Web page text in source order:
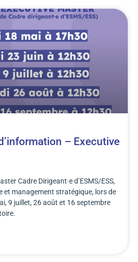
– Executive
Cadre Dirigeant·e d’ESMS/ESS,
et management stratégique, lors de
9 juillet, 26 août et 16 septembre